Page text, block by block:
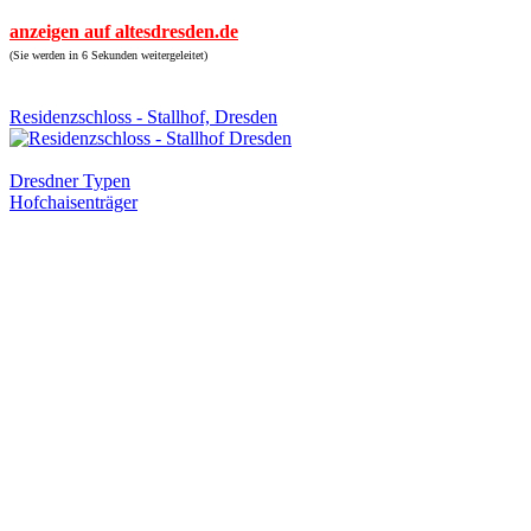
anzeigen auf altesdresden.de
(Sie werden in 6 Sekunden weitergeleitet)
Residenzschloss - Stallhof, Dresden
Dresdner Typen
Hofchaisenträger